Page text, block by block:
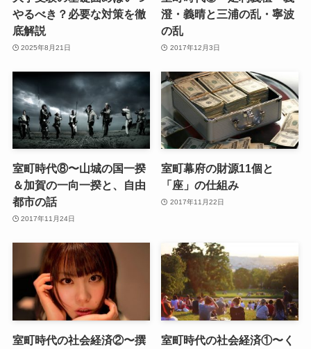
やるべき？必要な対策を徹
底解説
2025年8月21日
澄・義晴と三浦の乱・寧波
の乱
2017年12月3日
室町時代⑧〜山城の国一揆
＆加賀の一向一揆と、自由
都市の話
2017年11月24日
室町幕府の財源11個と
「座」の仕組み
2017年11月22日
室町時代の社会経済②〜撰
室町時代の社会経済①〜く